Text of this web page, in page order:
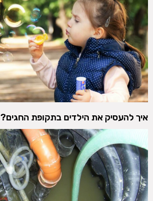
איך להעסיק את הילדים בתקופת החגים?